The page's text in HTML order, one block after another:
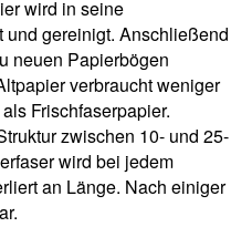
wird in seine
und gereinigt. Anschließend
neuen Papierbögen
verbraucht weniger
Frischfaserpapier.
zwischen 10- und 25-
wird bei jedem
an Länge. Nach einiger